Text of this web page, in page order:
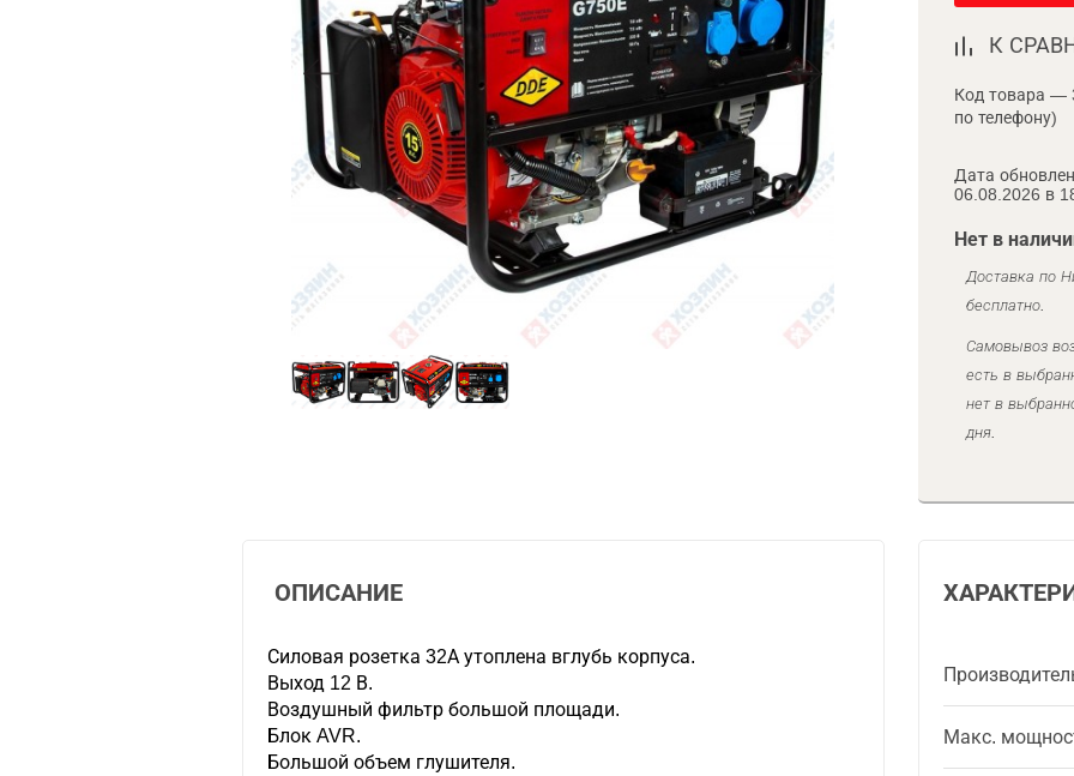
К
Код товара —
по телефону)
Дата
06.08.2026 в
Нет в
Доставка по
бесплатно.
Самовывоз
есть в
нет в
дня.
Макс.
ОПИСАНИЕ
Силовая розетка 32А утоплена вглубь корпуса.
Выход 12 В.
Воздушный фильтр большой площади.
Блок AVR.
Большой объем глушителя.